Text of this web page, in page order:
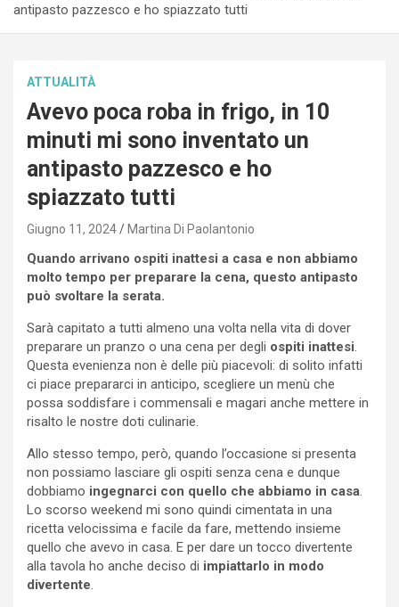
antipasto pazzesco e ho spiazzato tutti
ATTUALITÀ
Avevo poca roba in frigo, in 10
minuti mi sono inventato un
antipasto pazzesco e ho
spiazzato tutti
Giugno 11, 2024 Martina Di Paolantonio
Quando arrivano ospiti inattesi a casa e non abbiamo
molto tempo per preparare la cena, questo antipasto
può svoltare la serata.
Sarà capitato a tutti almeno una volta nella vita di dover
preparare un pranzo o una cena per degli ospiti inattesi
Questa evenienza non è delle più piacevoli: di solito infatti
ci piace prepararci in anticipo, scegliere un menù che
possa soddisfare i commensali e magari anche mettere in
risalto le nostre doti culinarie.
Allo stesso tempo, però, quando l’occasione si presenta
non possiamo lasciare gli ospiti senza cena e dunque
dobbiamo ingegnarci con quello che abbiamo in casa
Lo scorso weekend mi sono quindi cimentata in una
ricetta velocissima e facile da fare, mettendo insieme
quello che avevo in casa. E per dare un tocco divertente
alla tavola ho anche deciso di impiattarlo in modo
divertente